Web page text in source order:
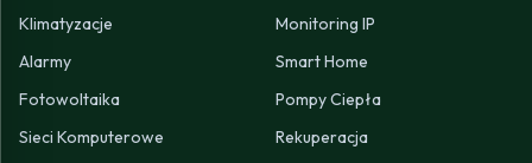
Klimatyzacje
Monitoring IP
Alarmy
Smart Home
Fotowoltaika
Pompy Ciepła
Sieci Komputerowe
Rekuperacja